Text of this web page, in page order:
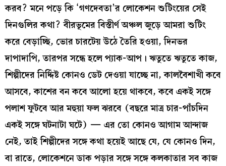
করব? মনে পড়ে কি ‘গণদেবতা’র লোকেশন শুটিংয়ের সেই
দিনগুলির কথা? বীরভূমের বিস্তীর্ণ অঞ্চল জুড়ে আমরা শুটিং
করে বেড়াচ্ছি, ভোর চারটেয় উঠে তৈরি হওয়া, দিনভর
দাপাদাপি, তারপর সন্ধে হলে প্যাক‌-আপ। ঋতুতে ঋতুতে কাজ,
শিল্পীদের নির্দ্দিষ্ট কোনও ডেট দেওয়া যাচ্ছে না, কালবৈশাখী কবে
আসবে, কাশের বন কবে আলো হয়ে থাকবে, কবে একই সঙ্গে
পলাশ ফুটবে আর মহুয়া ফল ঝরবে (বছরে মাত্র চার-পাঁচদিন
একই সঙ্গে ঘটনাটা ঘটে) — এর তো কোনও আগাম আন্দাজ
নেই, তাই শিল্পীদের সঙ্গে কথা হয়েই আছে যে, যে কোনও দিন,
বা রাতে, লোকেশনে ডাক পড়ার সঙ্গে সঙ্গে কলকাতার সব কাজ